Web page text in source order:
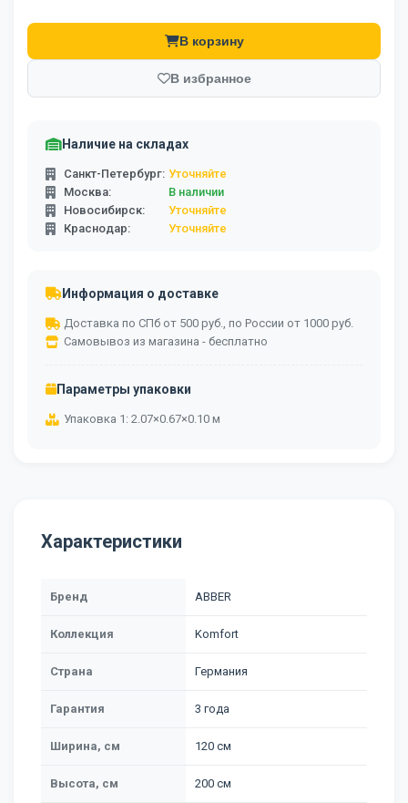
В корзину
В избранное
Наличие на складах
Санкт-Петербург: Уточняйте
Москва:
В наличии
Новосибирск:
Уточняйте
Краснодар:
Уточняйте
Информация о доставке
Доставка по СПб от 500 руб., по России от 1000 руб.
Самовывоз из магазина - бесплатно
Параметры упаковки
Упаковка 1: 2.07×0.67×0.10 м
Характеристики
Бренд ABBER
Коллекция Komfort
Страна Германия
Гарантия 3 года
Ширина, см 120 см
Высота, см 200 см